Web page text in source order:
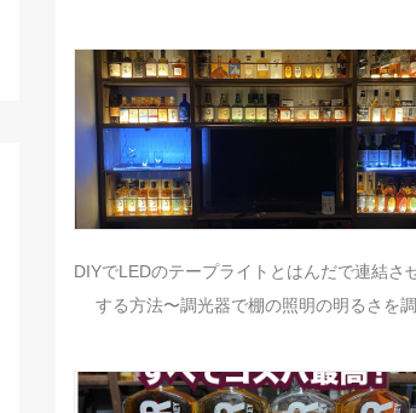
DIYでLEDのテープライトとはんだで連結さ
する方法〜調光器で棚の照明の明るさを